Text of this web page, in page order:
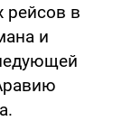
рейсов в
и